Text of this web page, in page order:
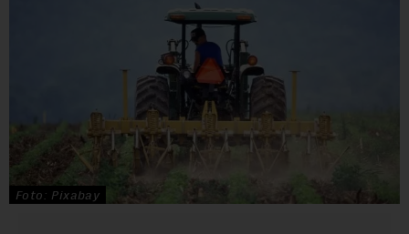
Foto: Pixabay